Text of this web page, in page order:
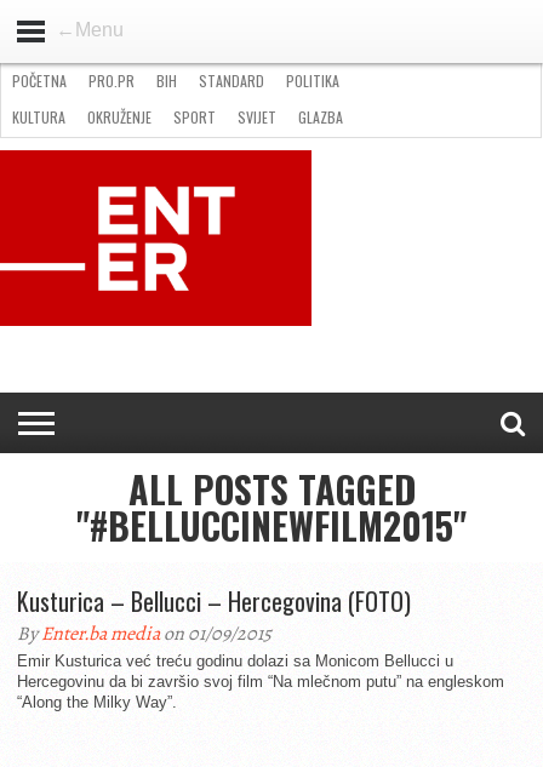
←Menu
STANDARD
GOSPODARSTVO
OKRUŽENJE
POČETNA PRO.PR BIH STANDARD
POLITIKA
KULTURA
OKRUŽENJE SPORT SVIJET
GLAZBA
NATJEČAJI
FILMING LOCATION IN BH KONTAKT
ALL POSTS TAGGED
"#BELLUCCINEWFILM2015"
Kusturica – Bellucci – Hercegovina (FOTO)
ByEnter.ba mediaon 01/09/2015
Emir Kusturica već treću godinu dolazi sa Monicom Bellucci u
Hercegovinu da bi završio svoj film “Na mlečnom putu” na engleskom
“Along the Milky Way”.